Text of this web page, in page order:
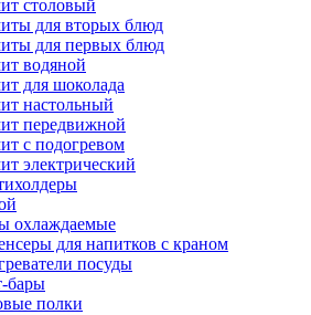
столовый
для вторых блюд
для первых блюд
водяной
для шоколада
настольный
передвижной
с подогревом
электрический
охлаждаемые
для напитков с краном
посуды
бары
полки